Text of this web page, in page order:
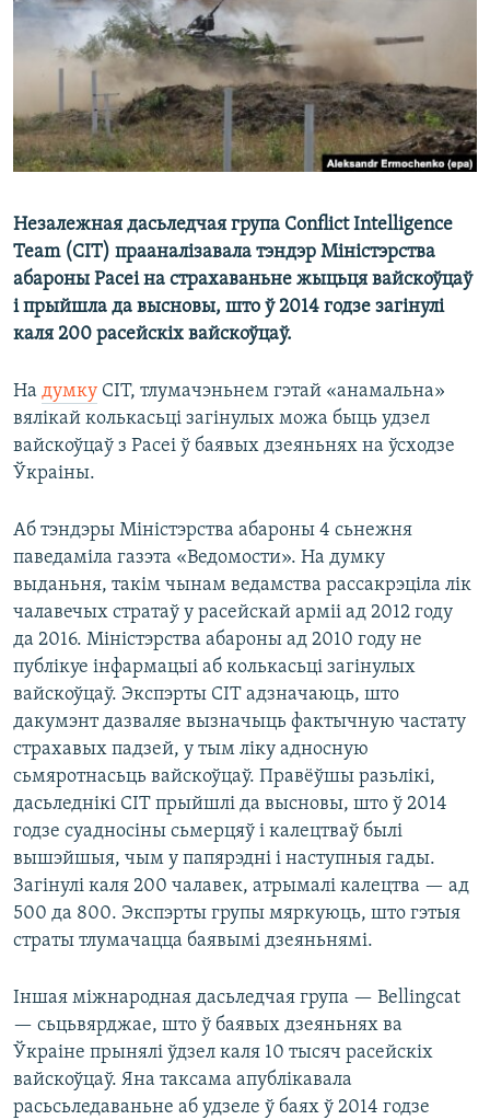
КАЛЯНДАР
НА ХВАЛЯХ СВАБОДЫ
Незалежная дасьледчая група Conflict Intelligence
Team (CIT) прааналізавала тэндэр Міністэрства
абароны Расеі на страхаваньне жыцьця вайскоўцаў
і прыйшла да высновы, што ў 2014 годзе загінулі
каля 200 расейскіх вайскоўцаў.
На думку CIT, тлумачэньнем гэтай «анамальна»
вялікай колькасьці загінулых можа быць удзел
вайскоўцаў з Расеі ў баявых дзеяньнях на ўсходзе
Ўкраіны.
Аб тэндэры Міністэрства абароны 4 сьнежня
паведаміла газэта «Ведомости». На думку
выданьня, такім чынам ведамства рассакрэціла лік
чалавечых стратаў у расейскай арміі ад 2012 году
да 2016. Міністэрства абароны ад 2010 году не
публікуе інфармацыі аб колькасьці загінулых
вайскоўцаў. Экспэрты CIT адзначаюць, што
дакумэнт дазваляе вызначыць фактычную частату
страхавых падзей, у тым ліку адносную
сьмяротнасьць вайскоўцаў. Правёўшы разьлікі,
дасьледнікі CIT прыйшлі да высновы, што ў 2014
годзе суадносіны сьмерцяў і калецтваў былі
вышэйшыя, чым у папярэдні і наступныя гады.
Загінулі каля 200 чалавек, атрымалі калецтва — ад
500 да 800. Экспэрты групы мяркуюць, што гэтыя
страты тлумачацца баявымі дзеяньнямі.
Іншая міжнародная дасьледчая група — Bellingcat
— сьцьвярджае, што ў баявых дзеяньнях ва
Ўкраіне прынялі ўдзел каля 10 тысяч расейскіх
вайскоўцаў. Яна таксама апублікавала
расьсьледаваньне аб удзеле ў баях ў 2014 годзе